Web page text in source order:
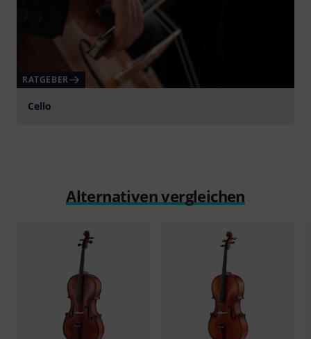
RATGEBER
Cello
Alternativen vergleichen